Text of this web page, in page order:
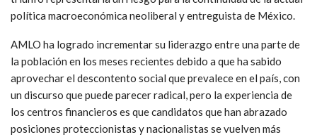
política macroeconómica neoliberal y entreguista de México.
AMLO ha logrado incrementar su liderazgo entre una parte de
la población en los meses recientes debido a que ha sabido
aprovechar el descontento social que prevalece en el país, con
un discurso que puede parecer radical, pero la experiencia de
los centros financieros es que candidatos que han abrazado
posiciones proteccionistas y nacionalistas se vuelven más